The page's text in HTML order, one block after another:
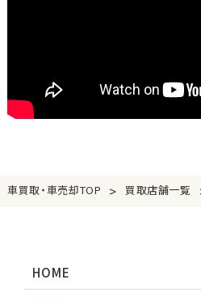
車買取・車売却TOP > 買取店舗一覧
HOME